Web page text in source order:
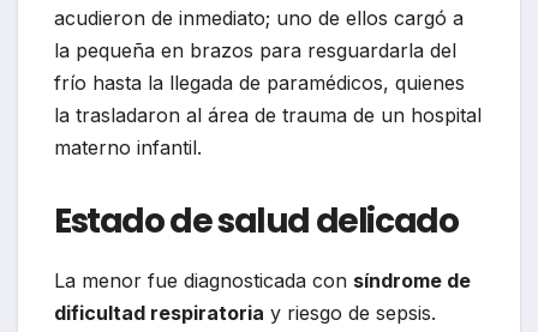
acudieron de inmediato; uno de ellos cargó a
la pequeña en brazos para resguardarla del
frío hasta la llegada de paramédicos, quienes
la trasladaron al área de trauma de un hospital
materno infantil.
Estado de salud delicado
La menor fue diagnosticada con síndrome de
dificultad respiratoria y riesgo de sepsis.